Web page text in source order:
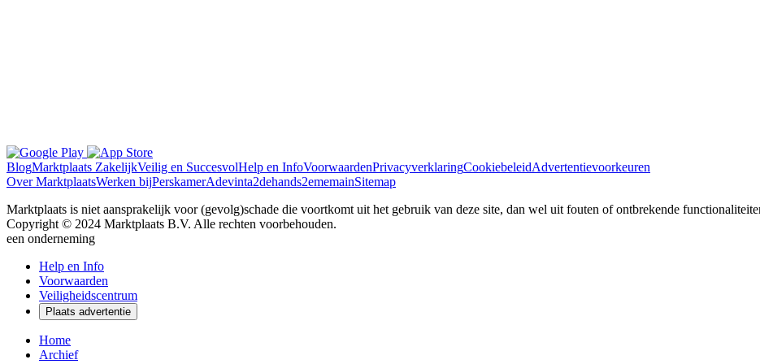
BlogMarktplaats ZakelijkVeilig en SuccesvolHelp en InfoVoorwaardenPrivacyverklaringCookiebeleidAdvertentievoorkeuren
Over MarktplaatsWerken bijPerskamerAdevinta2dehands2ememainSitemap
Marktplaats is niet aansprakelijk voor (gevolg)schade die voortkomt uit het gebruik van deze site, dan wel uit fouten of ontbrekende
Copyright © 2024 Marktplaats B.V. Alle rechten voorbehouden.
een onderneming
Help en Info
Voorwaarden
Veiligheidscentrum
Plaats advertentie
Home
Archief